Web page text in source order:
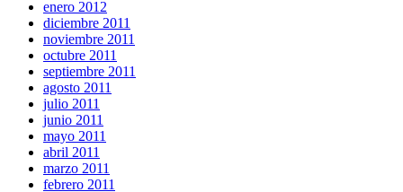
enero 2012
diciembre 2011
noviembre 2011
octubre 2011
septiembre 2011
agosto 2011
julio 2011
junio 2011
mayo 2011
abril 2011
marzo 2011
febrero 2011